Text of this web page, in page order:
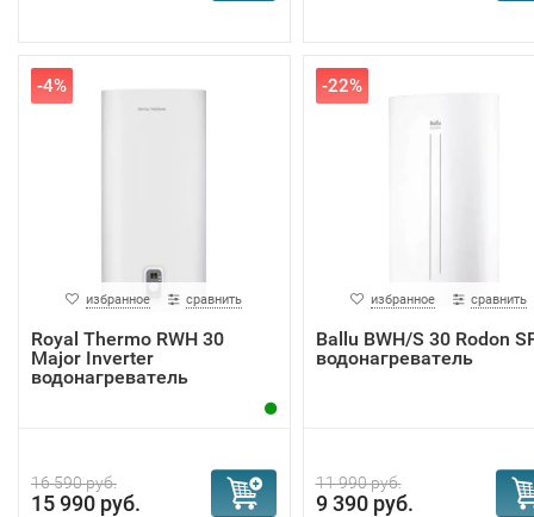
-4%
избранное сравнить
Royal Thermo RWH 30
Major Inverter
водонагреватель
16 590 руб.
15 990 руб.
-22%
избранное сравнить
Ballu BWH/S 30 Rodon
водонагреватель
11 990 руб.
9 390 руб.